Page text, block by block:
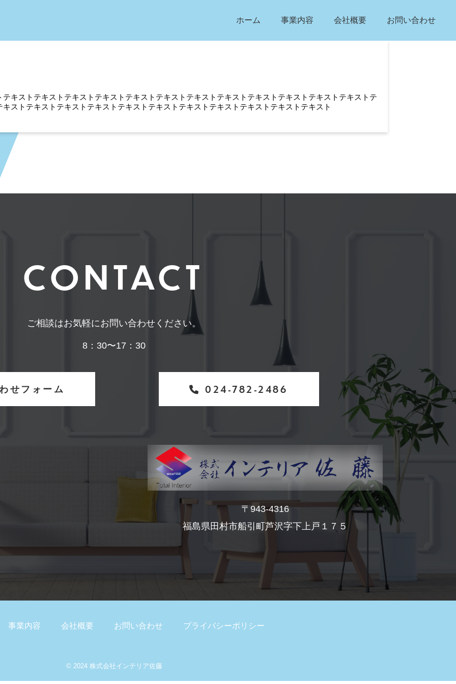
ホーム 事業内容 会社概要 お問い合わせ
キストテキストテキストテキストテキストテキストテキストテキストテキストテキストテキストテキストテ
ストテキストテキストテキストテキストテキストテキストテキストテキストテキストテキスト
CONTACT
ご相談はお気軽にお問い合わせください。
8：30〜17：30
せフォーム 024-782-2486
〒943-4316
福島県田村市船引町芦沢字下上戸１７５
事業内容 会社概要 お問い合わせ プライバシーポリシー
© 2024 株式会社インテリア佐藤